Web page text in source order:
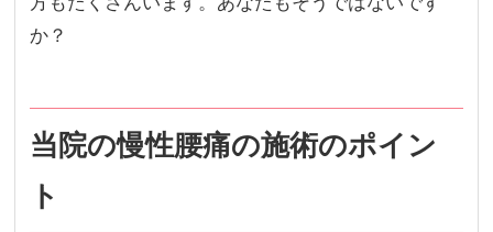
か？
当院の慢性腰痛の施術のポイン
ト